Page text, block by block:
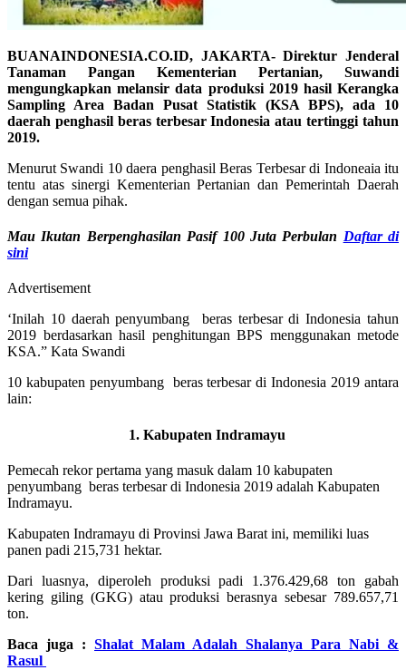
BUANAINDONESIA.CO.ID, JAKARTA- Direktur Jenderal
Tanaman Pangan Kementerian Pertanian, Suwandi
mengungkapkan melansir data produksi 2019 hasil Kerangka
Sampling Area Badan Pusat Statistik (KSA BPS), ada 10
daerah penghasil beras terbesar Indonesia atau tertinggi tahun
2019.
Menurut Swandi 10 daera penghasil Beras Terbesar di Indoneaia itu
tentu atas sinergi Kementerian Pertanian dan Pemerintah Daerah
dengan semua pihak.
Mau Ikutan Berpenghasilan Pasif 100 Juta Perbulan Daftar di
sini
Advertisement
‘Inilah 10 daerah penyumbang beras terbesar di Indonesia tahun
2019 berdasarkan hasil penghitungan BPS menggunakan metode
KSA.” Kata Swandi
10 kabupaten penyumbang beras terbesar di Indonesia 2019 antara
lain:
1. Kabupaten Indramayu
Pemecah rekor pertama yang masuk dalam 10 kabupaten
penyumbang beras terbesar di Indonesia 2019 adalah Kabupaten
Indramayu.
Kabupaten Indramayu di Provinsi Jawa Barat ini, memiliki luas
panen padi 215,731 hektar.
Dari luasnya, diperoleh produksi padi 1.376.429,68 ton gabah
kering giling (GKG) atau produksi berasnya sebesar 789.657,71
ton.
Baca juga : Shalat Malam Adalah Shalanya Para Nabi &
Rasul